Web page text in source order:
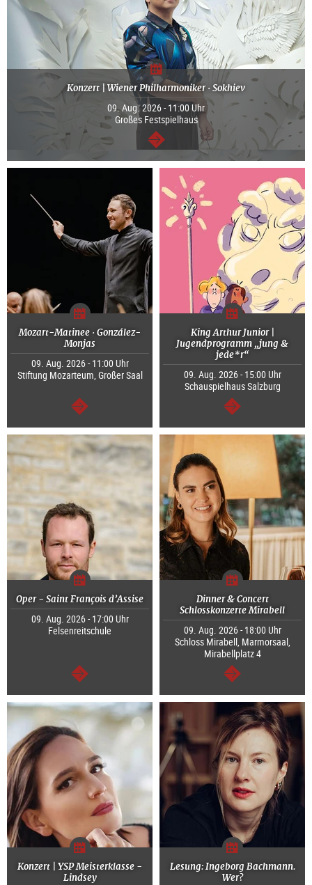
Konzert | Wiener Philharmoniker · Sokhiev
09. Aug. 2026 - 11:00 Uhr
Großes Festspielhaus
weiter
Mozart-Matinee · González-
Monjas
09. Aug. 2026 - 11:00 Uhr
Stiftung Mozarteum, Großer Saal
weiter
King Arthur Junior |
Jugendprogramm „jung &
jede*r“
09. Aug. 2026 - 15:00 Uhr
Schauspielhaus Salzburg
weiter
Oper - Saint François d’Assise
09. Aug. 2026 - 17:00 Uhr
Felsenreitschule
weiter
Dinner & Concert
Schlosskonzerte Mirabell
09. Aug. 2026 - 18:00 Uhr
Schloss Mirabell, Marmorsaal,
Mirabellplatz 4
weiter
Konzert | YSP Meisterklasse -
Lindsey
Lesung: Ingeborg Bachmann.
Wer?